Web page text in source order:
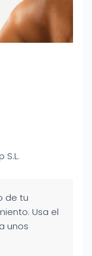
S.L.
de tu
Usa el
unos